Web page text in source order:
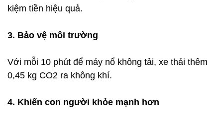
kiệm tiền hiệu quả.
3. Bảo vệ môi trường
Với mỗi 10 phút để máy nổ không tải, xe thải thêm
0,45 kg CO2 ra không khí.
4. Khiến con người khỏe mạnh hơn